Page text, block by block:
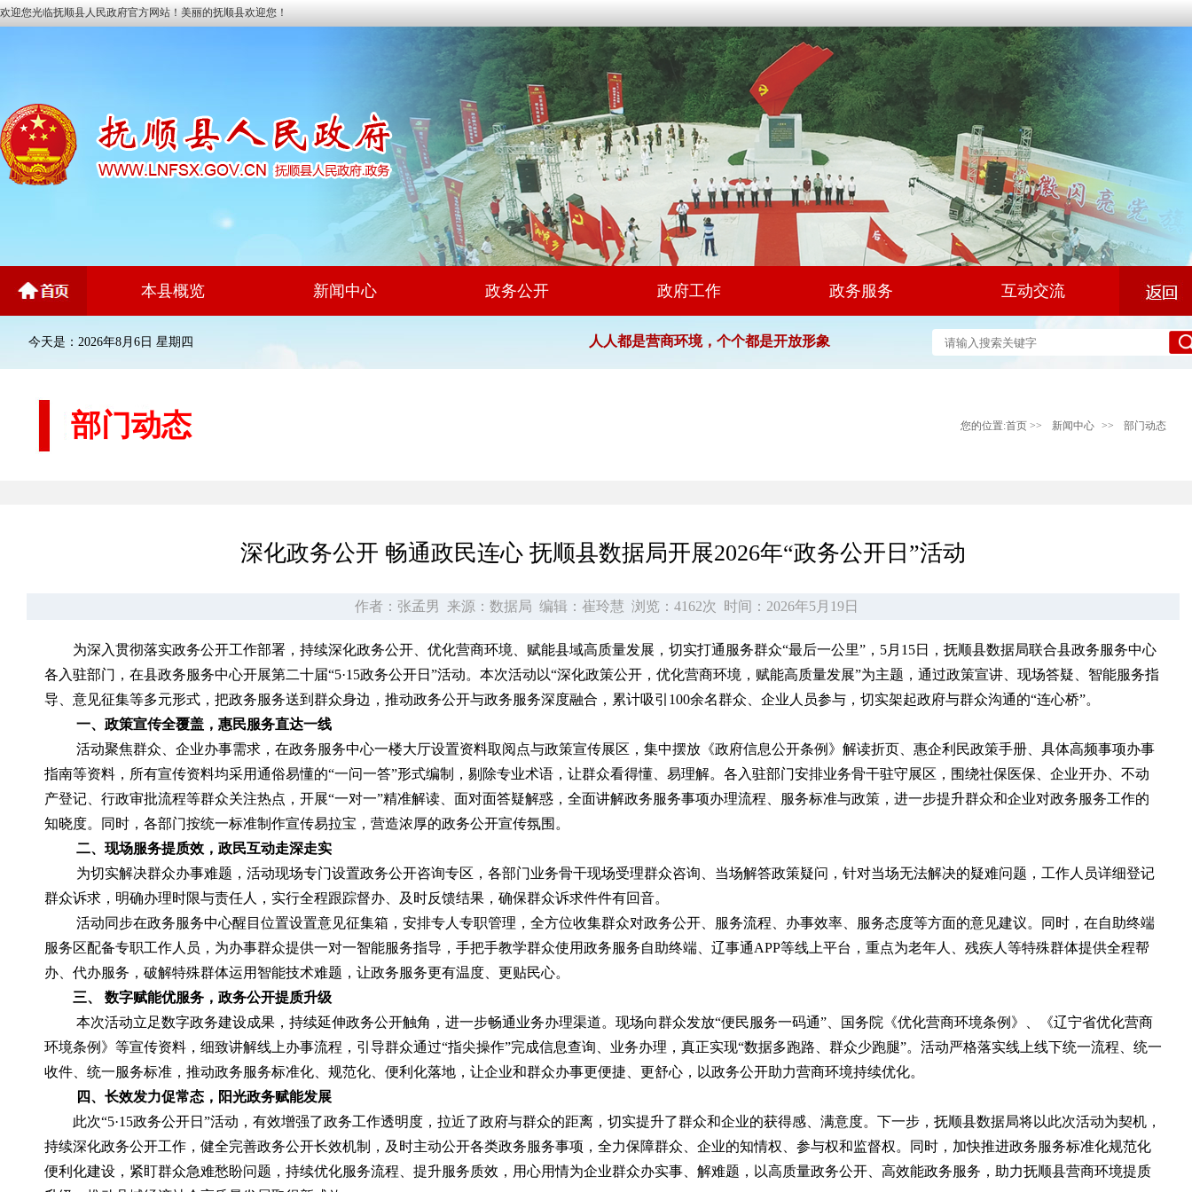
欢迎您光临抚顺县人民政府官方网站！美丽的抚顺县欢迎您！
本县概览 新闻中心 政务公开 政府工作 政务服务 互动交流
今天是：2026年8月6日 星期四 人人都是营商环境，个个都是开放形象
部门动态 您的位置:首页 >> 新闻中心 >> 部门动态
深化政务公开 畅通政民连心 抚顺县数据局开展2026年“政务公开日”活动
作者：张孟男 来源：数据局 编辑：崔玲慧 浏览：4162次 时间：2026年5月19日
为深入贯彻落实政务公开工作部署，持续深化政务公开、优化营商环境、赋能县域高质量发展，切实打通服务群众“最后一公里”，5月15日，抚顺县数据局联合县政务服务中心
各入驻部门，在县政务服务中心开展第二十届“5·15政务公开日”活动。本次活动以“深化政策公开，优化营商环境，赋能高质量发展”为主题，通过政策宣讲、现场答疑、智能服务指
导、意见征集等多元形式，把政务服务送到群众身边，推动政务公开与政务服务深度融合，累计吸引100余名群众、企业人员参与，切实架起政府与群众沟通的“连心桥”。
一、政策宣传全覆盖，惠民服务直达一线
活动聚焦群众、企业办事需求，在政务服务中心一楼大厅设置资料取阅点与政策宣传展区，集中摆放《政府信息公开条例》解读折页、惠企利民政策手册、具体高频事项办事
指南等资料，所有宣传资料均采用通俗易懂的“一问一答”形式编制，剔除专业术语，让群众看得懂、易理解。各入驻部门安排业务骨干驻守展区，围绕社保医保、企业开办、不动
产登记、行政审批流程等群众关注热点，开展“一对一”精准解读、面对面答疑解惑，全面讲解政务服务事项办理流程、服务标准与政策，进一步提升群众和企业对政务服务工作的
知晓度。同时，各部门按统一标准制作宣传易拉宝，营造浓厚的政务公开宣传氛围。
二、现场服务提质效，政民互动走深走实
为切实解决群众办事难题，活动现场专门设置政务公开咨询专区，各部门业务骨干现场受理群众咨询、当场解答政策疑问，针对当场无法解决的疑难问题，工作人员详细登记
群众诉求，明确办理时限与责任人，实行全程跟踪督办、及时反馈结果，确保群众诉求件件有回音。
活动同步在政务服务中心醒目位置设置意见征集箱，安排专人专职管理，全方位收集群众对政务公开、服务流程、办事效率、服务态度等方面的意见建议。同时，在自助终端
服务区配备专职工作人员，为办事群众提供一对一智能服务指导，手把手教学群众使用政务服务自助终端、辽事通APP等线上平台，重点为老年人、残疾人等特殊群体提供全程帮
办、代办服务，破解特殊群体运用智能技术难题，让政务服务更有温度、更贴民心。
三、 数字赋能优服务，政务公开提质升级
本次活动立足数字政务建设成果，持续延伸政务公开触角，进一步畅通业务办理渠道。现场向群众发放“便民服务一码通”、国务院《优化营商环境条例》、《辽宁省优化营商
环境条例》等宣传资料，细致讲解线上办事流程，引导群众通过“指尖操作”完成信息查询、业务办理，真正实现“数据多跑路、群众少跑腿”。活动严格落实线上线下统一流程、统一
收件、统一服务标准，推动政务服务标准化、规范化、便利化落地，让企业和群众办事更便捷、更舒心，以政务公开助力营商环境持续优化。
四、长效发力促常态，阳光政务赋能发展
此次“5·15政务公开日”活动，有效增强了政务工作透明度，拉近了政府与群众的距离，切实提升了群众和企业的获得感、满意度。下一步，抚顺县数据局将以此次活动为契机，
持续深化政务公开工作，健全完善政务公开长效机制，及时主动公开各类政务服务事项，全力保障群众、企业的知情权、参与权和监督权。同时，加快推进政务服务标准化规范化
便利化建设，紧盯群众急难愁盼问题，持续优化服务流程、提升服务质效，用心用情为企业群众办实事、解难题，以高质量政务公开、高效能政务服务，助力抚顺县营商环境提质